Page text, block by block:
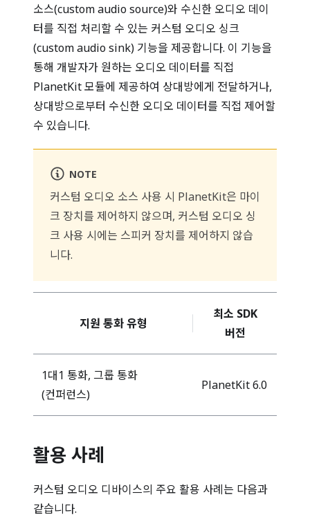
소스(custom audio source)와 수신한 오디오 데이
터를 직접 처리할 수 있는 커스텀 오디오 싱크
(custom audio sink) 기능을 제공합니다. 이 기능을
통해 개발자가 원하는 오디오 데이터를 직접
PlanetKit 모듈에 제공하여 상대방에게 전달하거나,
상대방으로부터 수신한 오디오 데이터를 직접 제어할
수 있습니다.
NOTE
커스텀 오디오 소스 사용 시 PlanetKit은 마이
크 장치를 제어하지 않으며, 커스텀 오디오 싱
크 사용 시에는 스피커 장치를 제어하지 않습
니다.
지원 통화 유형
최소 SDK
버전
1대1 통화, 그룹 통화
(컨퍼런스)
PlanetKit 6.0
활용 사례
커스텀 오디오 디바이스의 주요 활용 사례는 다음과
같습니다.